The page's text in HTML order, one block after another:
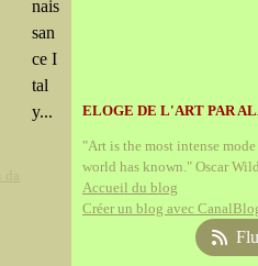
nais
san
ce I
tal
y...
ELOGE DE L'ART PAR
"Art is the most intense
world has known." Oscar
Accueil du blog
Créer un blog avec